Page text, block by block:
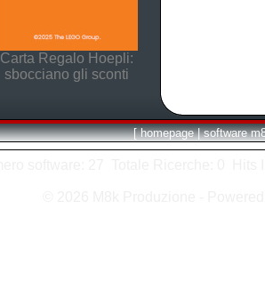
Carta Regalo Hoepli:
sbocciano gli sconti
[ homepage | software